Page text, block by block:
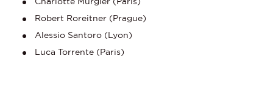
Robert Roreitner (Prague)
Alessio Santoro (Lyon)
Luca Torrente (Paris)